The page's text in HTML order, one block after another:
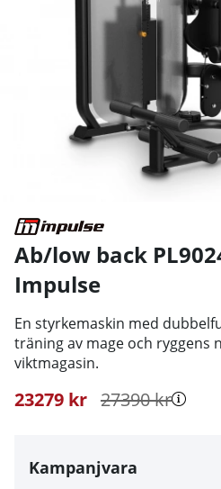
Ab/low back
Impulse
En styrkemaskin med
träning av mage och ryggens
viktmagasin.
27390kr
23279 kr
Kampanjvara